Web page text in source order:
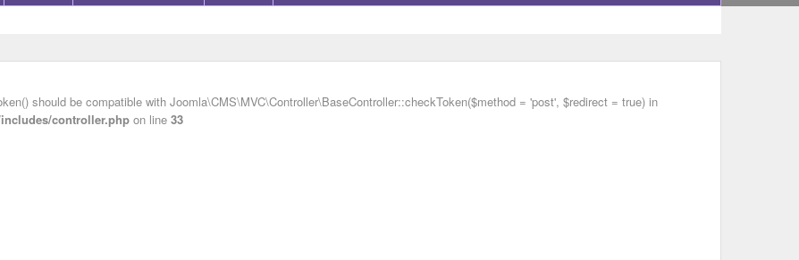
should be compatible with Joomla\CMS\MVC\Controller\BaseController::checkToken($method = 'post', $redirect = true) in
controller.php on line 33